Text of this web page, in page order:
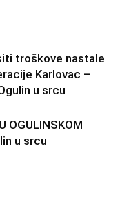
troškove nastale
Karlovac –
u srcu
OGULINSKOM
u srcu